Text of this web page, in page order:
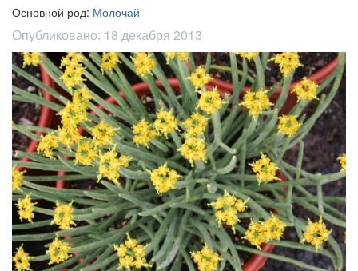
Основной род: Молочай
Опубликовано: 18 декабря 2013